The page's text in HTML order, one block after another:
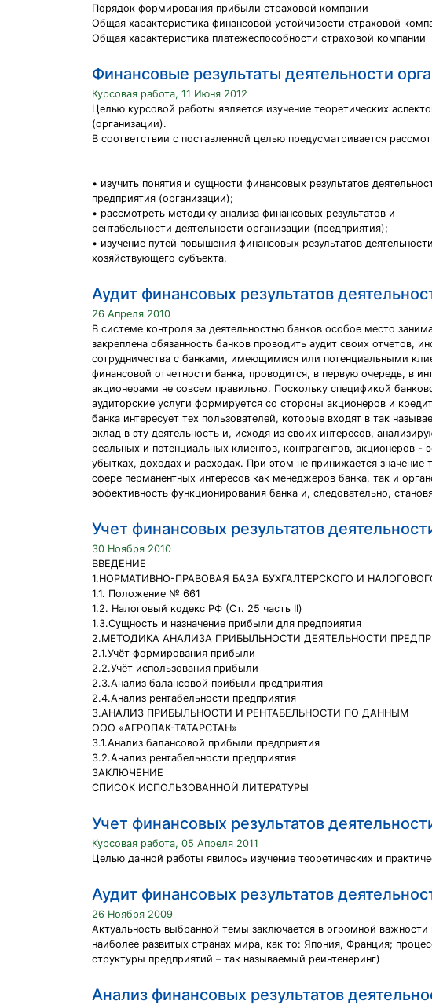
Порядок формирования прибыли страховой компании
Общая характеристика финансовой устойчивости страховой
Общая характеристика платежеспособности страховой компании
Финансовые результаты деятельности
Курсовая работа, 11 Июня 2012
Целью курсовой работы является изучение теоретических
(организации).
В соответствии с поставленной целью предусматривается
• изучить понятия и сущности финансовых результатов
предприятия (организации);
• рассмотреть методику анализа финансовых результатов и
рентабельности деятельности организации (предприятия);
• изучение путей повышения финансовых результатов деятельности
хозяйствующего субъекта.
Аудит финансовых результатов
26 Апреля 2010
В системе контроля за деятельностью банков особое место
закреплена обязанность банков проводить аудит своих
сотрудничества с банками, имеющимися или потенциальными
финансовой отчетности банка, проводится, в первую очередь, в
акционерами не совсем правильно. Поскольку спецификой
аудиторские услуги формируется со стороны акционеров и
банка интересует тех пользователей, которые входят в так
вклад в эту деятельность и, исходя из своих интересов,
реальных и потенциальных клиентов, контрагентов, акционеров
убытках, доходах и расходах. При этом не принижается значение
сфере перманентных интересов как менеджеров банка, так и
эффективность функционирования банка и, следовательно,
Учет финансовых результатов
30 Ноября 2010
ВВЕДЕНИЕ
1.НОРМАТИВНО-ПРАВОВАЯ БАЗА БУХГАЛТЕРСКОГО И
1.1. Положение № 661
1.2. Налоговый кодекс РФ (Ст. 25 часть II)
1.3.Сущность и назначение прибыли для предприятия
2.МЕТОДИКА АНАЛИЗА ПРИБЫЛЬНОСТИ ДЕЯТЕЛЬНОСТИ
2.1.Учёт формирования прибыли
2.2.Учёт использования прибыли
2.3.Анализ балансовой прибыли предприятия
2.4.Анализ рентабельности предприятия
3.АНАЛИЗ ПРИБЫЛЬНОСТИ И РЕНТАБЕЛЬНОСТИ ПО ДАННЫМ
ООО «АГРОПАК-ТАТАРСТАН»
3.1.Анализ балансовой прибыли предприятия
3.2.Анализ рентабельности предприятия
ЗАКЛЮЧЕНИЕ
СПИСОК ИСПОЛЬЗОВАННОЙ ЛИТЕРАТУРЫ
Учет финансовых результатов
Курсовая работа, 05 Апреля 2011
Целью данной работы явилось изучение теоретических и
Аудит финансовых результатов
26 Ноября 2009
Актуальность выбранной темы заключается в огромной
наиболее развитых странах мира, как то: Япония, Франция;
структуры предприятий – так называемый реинтенеринг)
Анализ финансовых результатов